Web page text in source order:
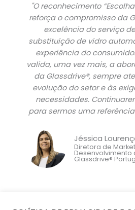
"O reconhecimento
reforça o compromisso da
excelência do serviço
substituição de vidro
experiência do
valida, uma vez mais, a
da Glassdrive®, sempre
evolução do setor e às
necessidades.
para sermos uma
Jéssica
Diretora de
Desenvolvimento
Glassdrive®